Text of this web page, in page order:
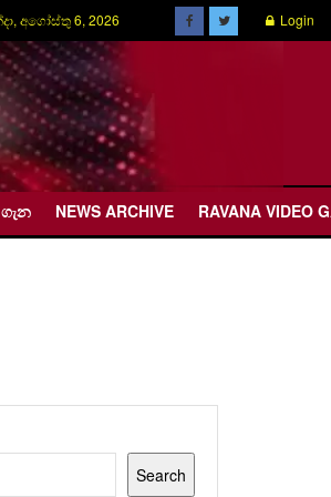
අගෝස්තු 6, 2026 Login
NEWS ARCHIVE RAVANA VIDEO
Search